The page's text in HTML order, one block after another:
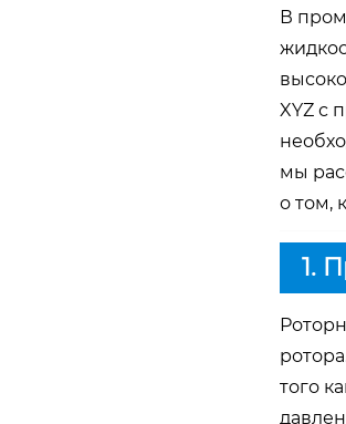
В
XYZ с
мы
о том,
1.
того